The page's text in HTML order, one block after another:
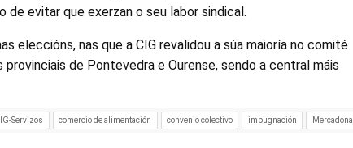
evitar que exerzan o seu labor sindical.
eleccións, nas que a CIG revalidou a súa maioría no comité
de Pontevedra e Ourense, sendo a central máis
Servizos comercio de alimentación convenio colectivo impugnación Mercadona